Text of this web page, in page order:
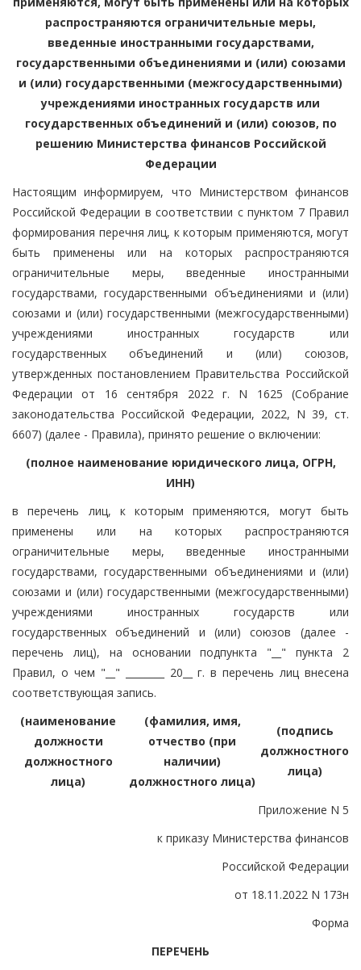
распространяются ограничительные меры,
введенные иностранными государствами,
государственными объединениями и (или) союзами
и (или) государственными (межгосударственными)
учреждениями иностранных государств или
государственных объединений и (или) союзов, по
решению Министерства финансов Российской
Федерации
Настоящим информируем, что Министерством финансов
Российской Федерации в соответствии с пунктом 7 Правил
формирования перечня лиц, к которым применяются, могут
быть применены или на которых распространяются
ограничительные меры, введенные иностранными
государствами, государственными объединениями и (или)
союзами и (или) государственными (межгосударственными)
учреждениями иностранных государств или
государственных объединений и (или) союзов,
утвержденных постановлением Правительства Российской
Федерации от 16 сентября 2022 г. N 1625 (Собрание
законодательства Российской Федерации, 2022, N 39, ст.
6607) (далее - Правила), принято решение о включении:
(полное наименование юридического лица, ОГРН,
ИНН)
в перечень лиц, к которым применяются, могут быть
применены или на которых распространяются
ограничительные меры, введенные иностранными
государствами, государственными объединениями и (или)
союзами и (или) государственными (межгосударственными)
учреждениями иностранных государств или
государственных объединений и (или) союзов (далее -
перечень лиц), на основании подпункта "__" пункта 2
Правил, о чем "__" ________ 20__ г. в перечень лиц внесена
соответствующая запись.
(наименование
должности
должностного
лица)
(фамилия, имя,
отчество (при
наличии)
должностного лица)
(подпись
должностного
лица)
Приложение N 5
к приказу Министерства финансов
Российской Федерации
от 18.11.2022 N 173н
Форма
ПЕРЕЧЕНЬ